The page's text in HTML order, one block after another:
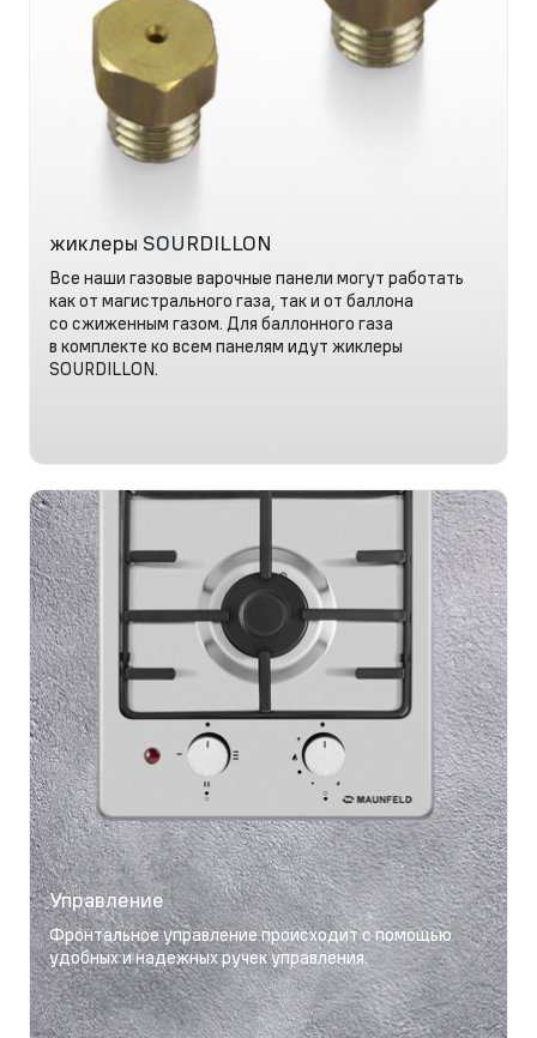
жиклеры SOURDILLON
Все наши газовые варочные панели могут работать
как от магистрального газа, так и от баллона
со сжиженным газом. Для баллонного газа
в комплекте ко всем панелям идут жиклеры
SOURDILLON.
Управление
Фронтальное управление происходит с помощью
удобных и надежных ручек управления.